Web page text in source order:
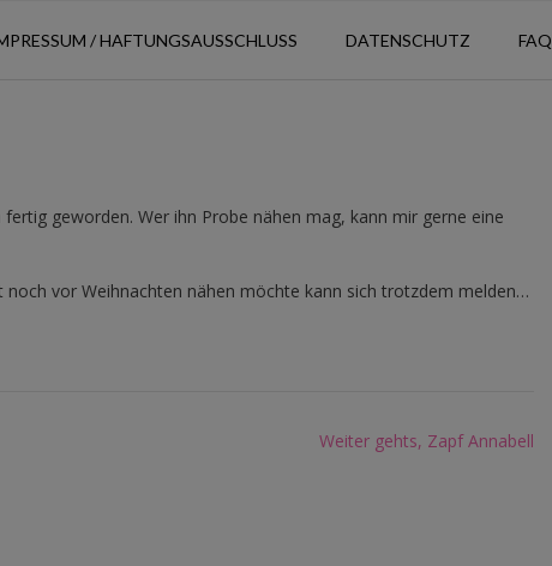
/ HAFTUNGSAUSSCHLUSS DATENSCHUTZ FAQ
geworden. Wer ihn Probe nähen mag, kann mir gerne eine
vor Weihnachten nähen möchte kann sich trotzdem melden…
Weiter gehts, Zapf Annabell